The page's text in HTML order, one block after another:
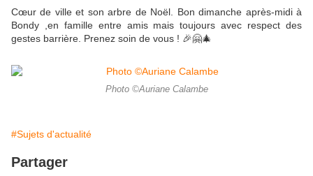
Cœur de ville et son arbre de Noël. Bon dimanche après-midi à
Bondy ,en famille entre amis mais toujours avec respect des
gestes barrière. Prenez soin de vous ! 🎉🤗🎄
Photo ©Auriane Calambe
#Sujets d'actualité
Partager